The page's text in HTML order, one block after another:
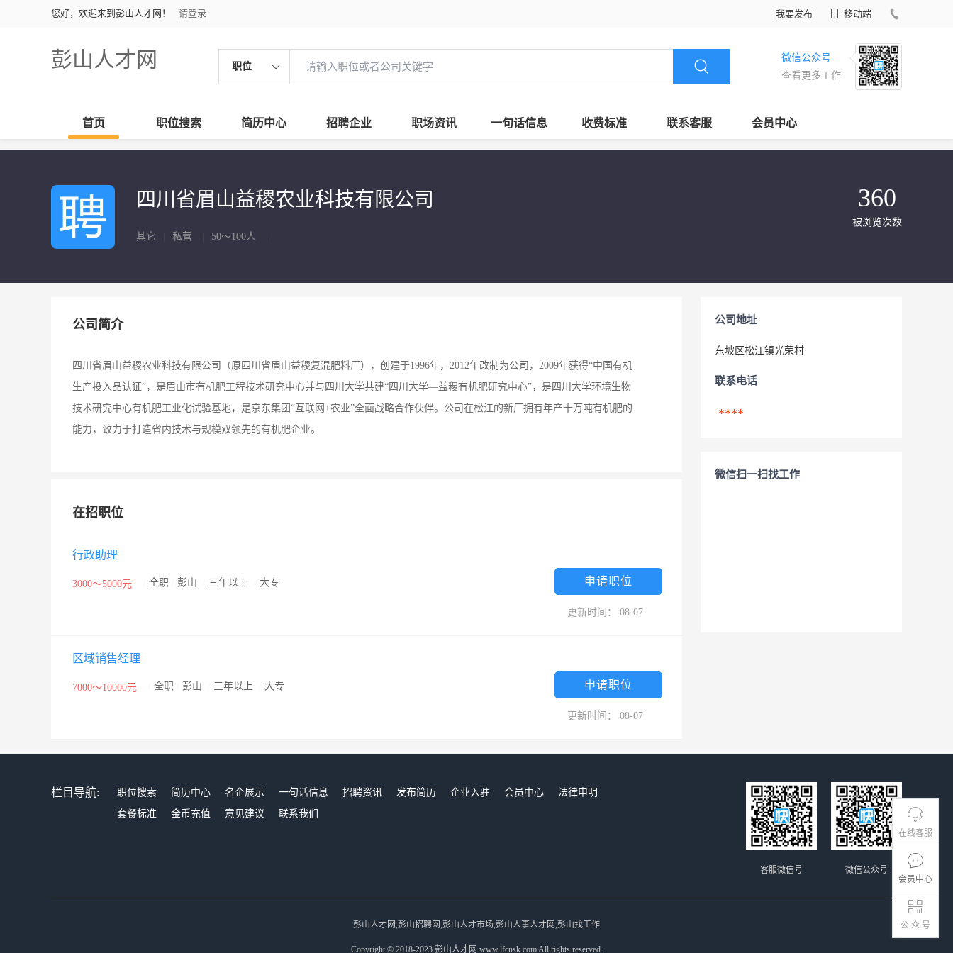
您好，欢迎来到彭山人才网！ 请登录 我要发布 移动端
彭山人才网 职位
微信公众号
查看更多工作
首页 职位搜索 简历中心 招聘企业 职场资讯 一句话信息 收费标准 联系客服 会员中心
在线客服
会员中心
公 众 号
四川省眉山益稷农业科技有限公司
其它 私营 50～100人
360
被浏览次数
公司简介
四川省眉山益稷农业科技有限公司（原四川省眉山益稷复混肥料厂），创建于1996年，2012年改制为公司，2009年获得“中国有机
生产投入品认证”，是眉山市有机肥工程技术研究中心并与四川大学共建“四川大学—益稷有机肥研究中心”，是四川大学环境生物
技术研究中心有机肥工业化试验基地，是京东集团“互联网+农业”全面战略合作伙伴。公司在松江的新厂拥有年产十万吨有机肥的
能力，致力于打造省内技术与规模双领先的有机肥企业。
在招职位
行政助理
3000～5000元 全职 彭山 三年以上 大专 申请职位
更新时间： 08-07
区域销售经理
7000～10000元 全职 彭山 三年以上 大专 申请职位
更新时间： 08-07
公司地址
东坡区松江镇光荣村
联系电话
****
微信扫一扫找工作
栏目导航: 职位搜索 简历中心 名企展示 一句话信息 招聘资讯 发布简历 企业入驻 会员中心
法律申明
套餐标准
金币充值 意见建议 联系我们
微信公众号
客服微信号
彭山人才网,彭山招聘网,彭山人才市场,彭山人事人才网,彭山找工作
Copyright © 2018-2023 彭山人才网 www.lfcnsk.com All rights reserved.